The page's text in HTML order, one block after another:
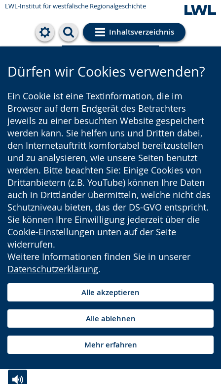
LWL-Institut für westfälische Regionalgeschichte
Inhaltsverzeichnis
Cookie-Einstellungen
Dürfen wir Cookies verwenden?
Ein Cookie ist eine Textinformation, die im
Browser auf dem Endgerät des Betrachters
jeweils zu einer besuchten Website gespeichert
werden kann. Sie helfen uns und Dritten dabei,
den Internetauftritt komfortabel bereitzustellen
und zu analysieren, wie unsere Seiten benutzt
werden. Bitte beachten Sie: Einige Cookies von
Drittanbietern (z.B. YouTube) können Ihre Daten
auch in Drittländer übermitteln, welche nicht das
Schutzniveau bieten, das der DS-GVO entspricht.
Sie können Ihre Einwilligung jederzeit über die
Cookie-Einstellungen unten auf der Seite
widerrufen.
Weitere Informationen finden Sie in unserer
Datenschutzerklärung.
Alle akzeptieren
Alle ablehnen
Mehr erfahren